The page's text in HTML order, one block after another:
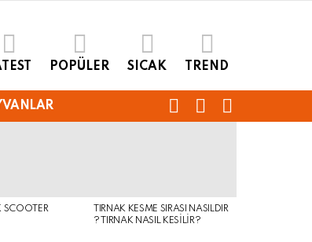
POPÜLER SICAK TREND
FOLLOWSEARCH
SCOOTER
TIRNAK KESME SIRASI NASILDIR
? TIRNAK NASIL KESILIR?